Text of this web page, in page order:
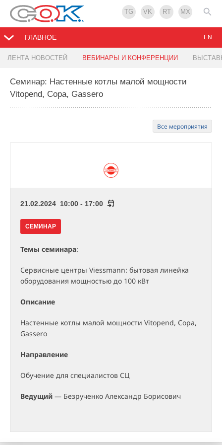
TG VK RT MX
ГЛАВНОЕ
ЛЕНТА НОВОСТЕЙ ВЕБИНАРЫ И КОНФЕРЕНЦИИ
EN
Семинар: Настенные котлы малой мощности
Vitopend, Copa, Gassero
Все мероприятия
21.02.2024 10:00 - 17:00
СЕМИНАР
Темы семинара:
Сервисные центры Viessmann: бытовая линейка
оборудования мощностью до 100 кВт
Описание
Настенные котлы малой мощности Vitopend, Copa,
Gassero
Направление
Обучение для специалистов СЦ
Ведущий — Безрученко Александр Борисович